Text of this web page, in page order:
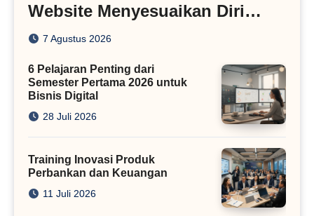
Website Menyesuaikan Diri
dengan Algoritma SEO Masa
7 Agustus 2026
6 Pelajaran Penting dari
Semester Pertama 2026 untuk
Bisnis Digital
28 Juli 2026
Training Inovasi Produk
Perbankan dan Keuangan
11 Juli 2026